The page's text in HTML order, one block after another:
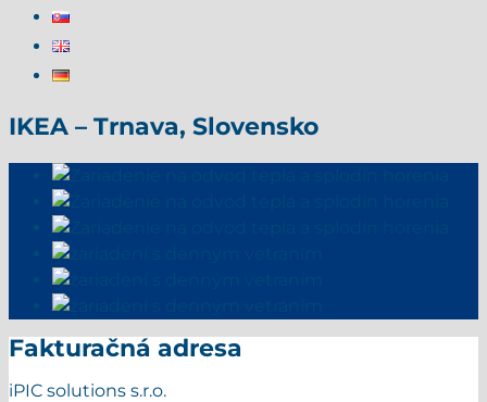
IKEA – Trnava, Slovensko
Fakturačná adresa
iPIC solutions s.r.o.